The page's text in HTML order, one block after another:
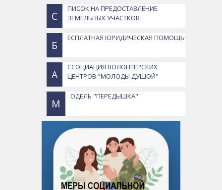
С
ПИСОК НА ПРЕДОСТАВЛЕНИЕ
ЗЕМЕЛЬНЫХ УЧАСТКОВ
Б
ЕСПЛАТНАЯ ЮРИДИЧЕСКАЯ ПОМОЩЬ
А
ССОЦИАЦИЯ ВОЛОНТЕРСКИХ
ЦЕНТРОВ "МОЛОДЫ ДУШОЙ"
М
ОДЕЛЬ "ПЕРЕДЫШКА"